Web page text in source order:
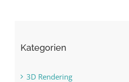
Kategorien
3D Rendering